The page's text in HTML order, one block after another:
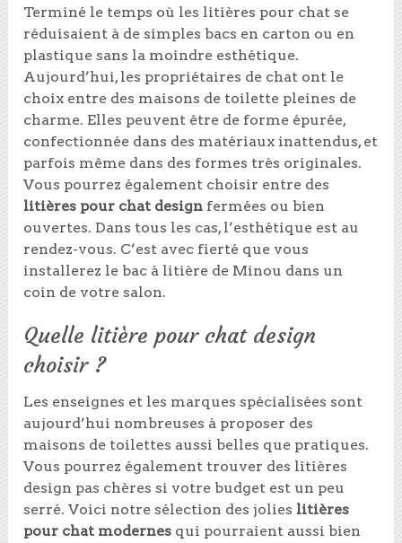
Terminé le temps où les litières pour chat se
réduisaient à de simples bacs en carton ou en
plastique sans la moindre esthétique.
Aujourd’hui, les propriétaires de chat ont le
choix entre des maisons de toilette pleines de
charme. Elles peuvent être de forme épurée,
confectionnée dans des matériaux inattendus, et
parfois même dans des formes très originales.
Vous pourrez également choisir entre des
litières pour chat design fermées ou bien
ouvertes. Dans tous les cas, l’esthétique est au
rendez-vous. C’est avec fierté que vous
installerez le bac à litière de Minou dans un
coin de votre salon.
Quelle litière pour chat design
choisir ?
Les enseignes et les marques spécialisées sont
aujourd’hui nombreuses à proposer des
maisons de toilettes aussi belles que pratiques.
Vous pourrez également trouver des litières
design pas chères si votre budget est un peu
serré. Voici notre sélection des jolies litières
pour chat modernes qui pourraient aussi bien